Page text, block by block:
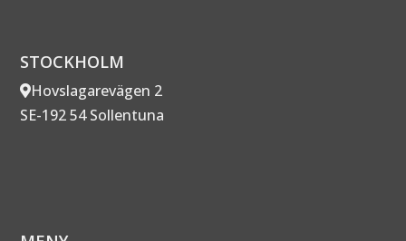
STOCKHOLM
Hovslagarevägen 2
SE-192 54 Sollentuna